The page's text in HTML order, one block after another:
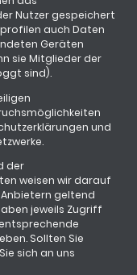
Nutzer gespeichert
auch Daten
Geräten
sie Mitglieder der
sind).
und
der
weisen wir darauf
geltend
jeweils Zugriff
Sollten Sie
sich an uns